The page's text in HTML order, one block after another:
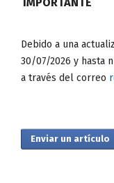
Debido a una
30/07/2026 y hasta
a través del correo
Enviar un artículo